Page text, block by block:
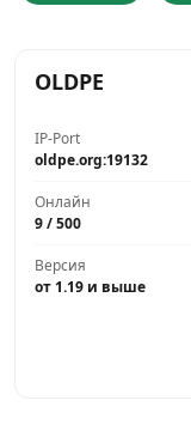
OLDPE
IP-Port
oldpe.org:19132
Онлайн
9 / 500
Версия
от 1.19 и выше